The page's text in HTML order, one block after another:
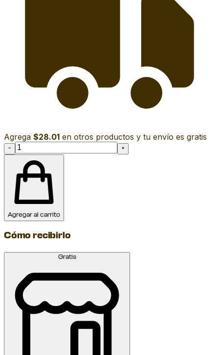
Agrega $28.01 en otros productos y tu envío es gratis
− +
Agregar al carrito
Cómo recibirlo
Gratis